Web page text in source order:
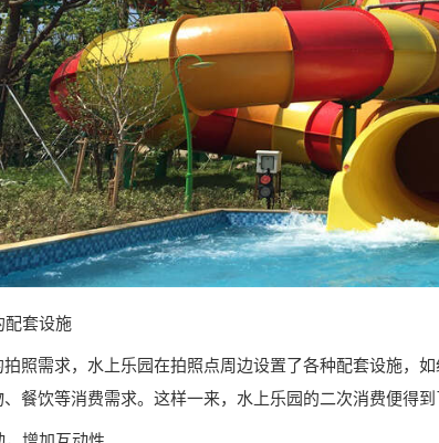
配套设施
照需求，水上乐园在拍照点周边设置了各种配套设施，
餐饮等消费需求。这样一来，水上乐园的二次消费便得到